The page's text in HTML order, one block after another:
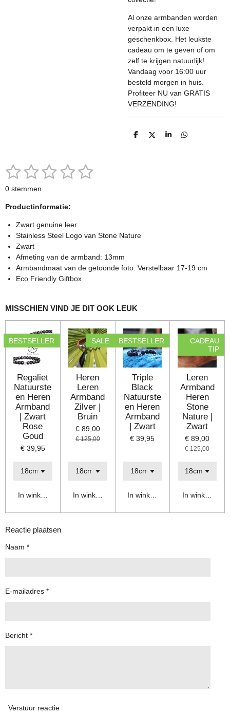
Al onze armbanden worden
verpakt in een luxe
geschenkbox. Het leukste
cadeau om te geven of om
zelf te krijgen natuurlijk!
Vandaag voor 16:00 uur
besteld morgen in huis.
Profiteer NU van GRATIS
VERZENDING!
D
D
S
D
R
a
t
n
g
0
e
e
n
1
s
t
e
r
2
s
t
e
r
r
e
n
3
s
t
e
r
r
e
n
4
t
e
r
r
e
n
5
e
r
r
e
n
S
0 stemmen
Productinformatie:
Zwart genuine leer
Stainless Steel Logo van Stone Nature
Zwart
Afmeting van de armband: 13mm
Armbandmaat van de getoonde foto: Verstelbaar 17-19 cm
Eco Friendly Giftbox
MISSCHIEN VIND JE DIT OOK LEUK
BESTSELLER
Regaliet
Natuurste
en Heren
Armband
| Zwart
Rose
Goud
€ 39,95
In winkelwagen
SALE
Heren
Leren
Armband
Zilver |
Bruin
€ 89,00
€ 125,00
In winkelwagen
BESTSELLER
Triple
Black
Natuurste
en Heren
Armband
| Zwart
€ 39,95
In winkelwagen
CADEAU
TIP
Leren
Armband
Heren
Stone
Nature |
Zwart
€ 89,00
€ 125,00
In
Reactie plaatsen
Naam *
E-mailadres *
Bericht *
Verstuur reactie